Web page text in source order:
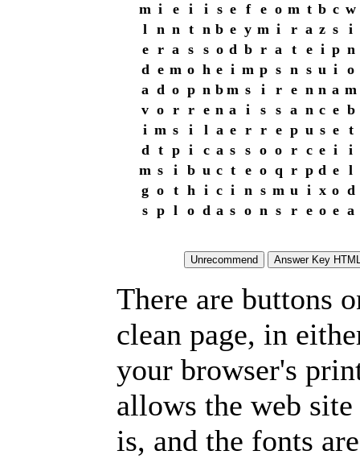
m i e i i s e f e o m t b c w
l n n t n b e y m i r a z s
i
e r a s s o d b r a t e i p n
d e m o h e i m p s n s u i o
a d o p n b m s i r e n n a m
v o r r e n a i s s a n c e b
i m s i l a e r r e p u s e
t
d t p i c a s s o o r c e i
i
m s i b u c t e o q r p d e
l
g o t h i c i n s m u i x o d
s p l o d a s o n s r e o e a
There are buttons
clean page, in
your browser's
allows the web
is, and the fonts